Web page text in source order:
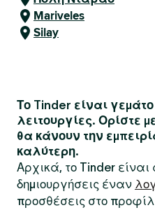
Mariveles
Silay
Το Tinder είναι
λειτουργίες. Ορίστε
θα κάνουν την
καλύτερη.
Αρχικά, το Tinder
δημιουργήσεις έναν
προσθέσεις στο